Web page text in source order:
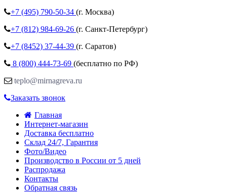
+7 (495) 790-50-34 (г. Москва)
+7 (812) 984-69-26 (г. Санкт-Петербург)
+7 (8452) 37-44-39 (г. Саратов)
8 (800) 444-73-69 (бесплатно по РФ)
teplo@mirnagreva.ru
Заказать звонок
Главная
Интернет-магазин
Доставка бесплатно
Склад 24/7, Гарантия
Фото/Видео
Производство в России от 5 дней
Распродажа
Контакты
Обратная связь